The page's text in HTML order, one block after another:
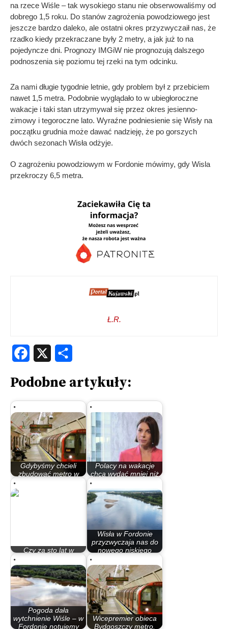
na rzece Wiśle – tak wysokiego stanu nie obserwowaliśmy od
dobrego 1,5 roku. Do stanów zagrożenia powodziowego jest
jeszcze bardzo daleko, ale ostatni okres przyzwyczaił nas, że
rzadko kiedy przekraczane były 2 metry, a jak już to na
pojedyncze dni. Prognozy IMGiW nie prognozują dalszego
podnoszenia się poziomu tej rzeki na tym odcinku.
Za nami długie tygodnie letnie, gdy problem był z przebiciem
nawet 1,5 metra. Podobnie wyglądało to w ubiegłoroczne
wakacje i taki stan utrzymywał się przez okres jesienno-
zimowy i tegoroczne lato. Wyraźne podniesienie się Wisły na
początku grudnia może dawać nadzieję, że po gorszych
dwóch sezonach Wisła odżyje.
O zagrożeniu powodziowym w Fordonie mówimy, gdy Wisla
przekroczy 6,5 metra.
Ł.R.
Facebook
Podobne artykuły:
Gdybyśmy chcieli
zbudować metro w
Polacy na wakacje
chcą wydać mniej niż
Czy za sto lat w
Wisła w Fordonie
przyzwyczaja nas do
nowego niskiego
Pogoda dała
wytchnienie Wiśle – w
Fordonie notujemy
Wicepremier obieca
Bydgoszczy metro.